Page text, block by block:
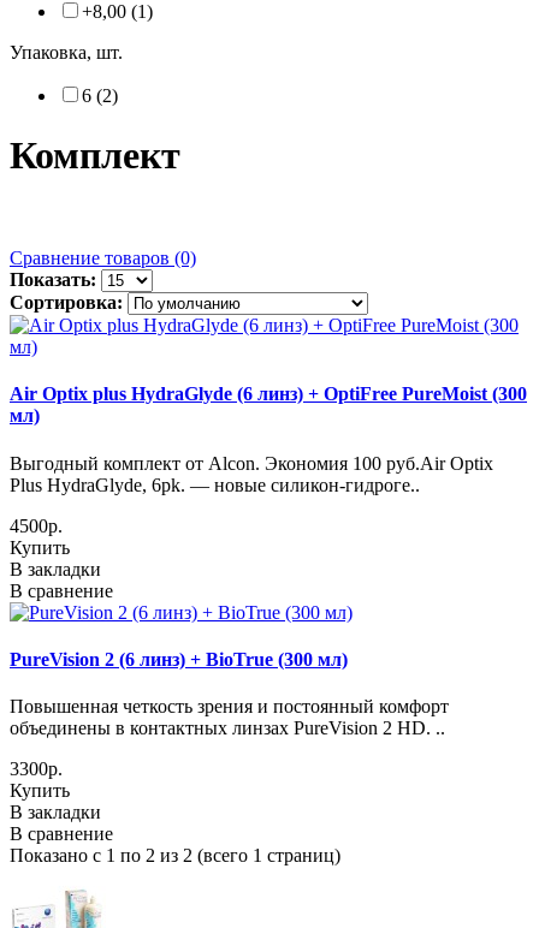
+8,00 (1)
Упаковка, шт.
6 (2)
Комплект
Сравнение товаров (0)
Показать:
Сортировка:
Air Optix plus HydraGlyde (6 линз) + OptiFree PureMoist (300
мл)
Выгодный комплект от Alcon. Экономия 100 руб.Air Optix
Plus HydraGlyde, 6pk. — новые силикон-гидроге..
4500р.
Купить
В закладки
В сравнение
PureVision 2 (6 линз) + BioTrue (300 мл)
Повышенная четкость зрения и постоянный комфорт
объединены в контактных линзах PureVision 2 HD. ..
3300р.
Купить
В закладки
В сравнение
Показано с 1 по 2 из 2 (всего 1 страниц)